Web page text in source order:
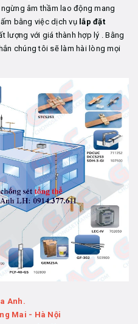
âm thầm lao động mang
bằng việc dịch vụ lắp đặt
lượng với giá thành hợp lý . Bằng
chúng tôi sẽ làm hài lòng mọi
Anh.
Mai - Hà Nội